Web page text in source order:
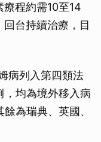
程約需10至14
台持續治療，目
病列入第四類法
，均為境外移入病
為瑞典、英國、